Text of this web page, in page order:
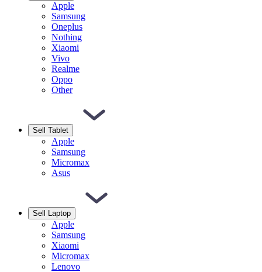
Apple
Samsung
Oneplus
Nothing
Xiaomi
Vivo
Realme
Oppo
Other
Sell Tablet
Apple
Samsung
Micromax
Asus
Sell Laptop
Apple
Samsung
Xiaomi
Micromax
Lenovo